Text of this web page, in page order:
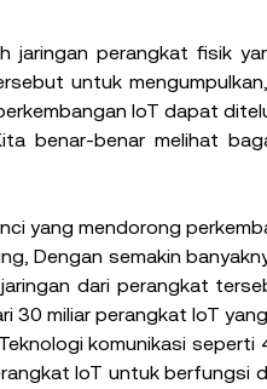
jaringan perangkat fisik
untuk
IoT dapat
benar-benar melihat
yang mendorong
Dengan semakin
dari perangkat
30 miliar perangkat IoT
komunikasi
IoT untuk berfungsi